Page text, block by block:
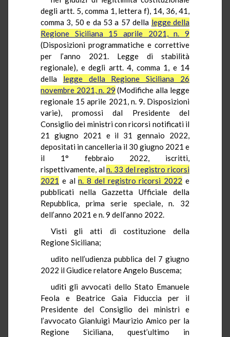
degli artt. 5, comma 1, lettera f), 14, 36, 41,
comma 3, 50 e da 53 a 57 della legge della
Regione Siciliana 15 aprile 2021, n. 9
(Disposizioni programmatiche e correttive
per l’anno 2021. Legge di stabilità
regionale), e degli artt. 4, comma 1, e 14
della legge della Regione Siciliana 26
novembre 2021, n. 29 (Modifiche alla legge
regionale 15 aprile 2021, n. 9. Disposizioni
varie), promossi dal Presidente del
Consiglio dei ministri con ricorsi notificati il
21 giugno 2021 e il 31 gennaio 2022,
depositati in cancelleria il 30 giugno 2021 e
il 1° febbraio 2022, iscritti,
rispettivamente, aln. 33 del registro ricorsi
2021 e aln. 8 del registro ricorsi 2022 e
pubblicati nella Gazzetta Ufficiale della
Repubblica, prima serie speciale, n. 32
dell’anno 2021 e n. 9 dell’anno 2022.
Visti gli atti di costituzione della
Regione Siciliana;
udito nell’udienza pubblica del 7 giugno
2022 il Giudice relatore Angelo Buscema;
uditi gli avvocati dello Stato Emanuele
Feola e Beatrice Gaia Fiduccia per il
Presidente del Consiglio dei ministri e
l’avvocato Gianluigi Maurizio Amico per la
Regione Siciliana, quest’ultimo in